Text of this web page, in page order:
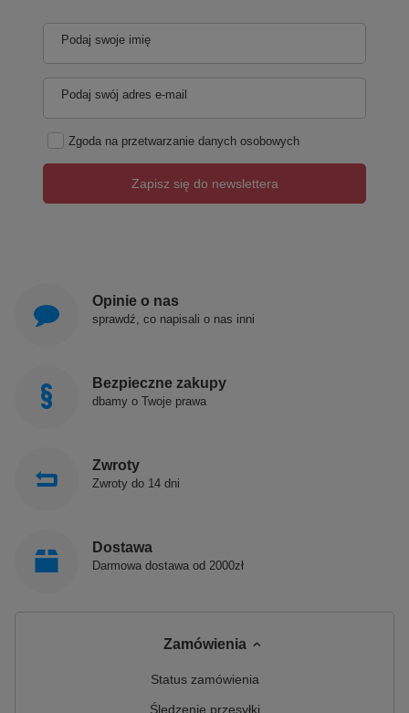
Podaj swoje imię
Podaj swój adres e-mail
Zgoda na przetwarzanie danych osobowych
Zapisz się do newslettera
Opinie o nas
sprawdź, co napisali o nas inni
Bezpieczne zakupy
dbamy o Twoje prawa
Zwroty
Zwroty do 14 dni
Dostawa
Darmowa dostawa od 2000zł
Zamówienia
Status zamówienia
Śledzenie przesyłki